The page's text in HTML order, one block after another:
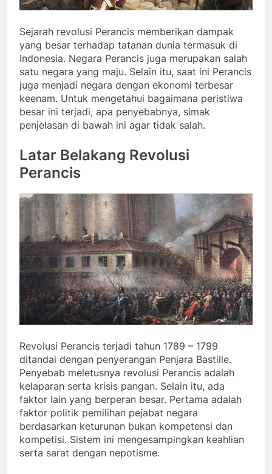
Sejarah revolusi Perancis memberikan dampak
yang besar terhadap tatanan dunia termasuk di
Indonesia. Negara Perancis juga merupakan salah
satu negara yang maju. Selain itu, saat ini Perancis
juga menjadi negara dengan ekonomi terbesar
keenam. Untuk mengetahui bagaimana peristiwa
besar ini terjadi, apa penyebabnya, simak
penjelasan di bawah ini agar tidak salah.
Latar Belakang Revolusi
Perancis
Revolusi Perancis terjadi tahun 1789 – 1799
ditandai dengan penyerangan Penjara Bastille.
Penyebab meletusnya revolusi Perancis adalah
kelaparan serta krisis pangan. Selain itu, ada
faktor lain yang berperan besar. Pertama adalah
faktor politik pemilihan pejabat negara
berdasarkan keturunan bukan kompetensi dan
kompetisi. Sistem ini mengesampingkan keahlian
serta sarat dengan nepotisme.